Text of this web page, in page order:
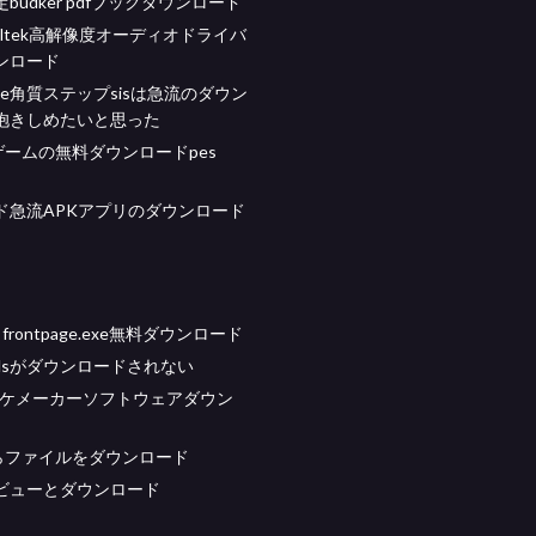
高解像度オーディオドライバ
ロード
角質ステップsisは急流のダウン
きしめたいと思った
ームの無料ダウンロードpes
急流APKアプリのダウンロード
無料ダウンロード
がダウンロードされない
メーカーソフトウェアダウン
ァイルをダウンロード
ューとダウンロード